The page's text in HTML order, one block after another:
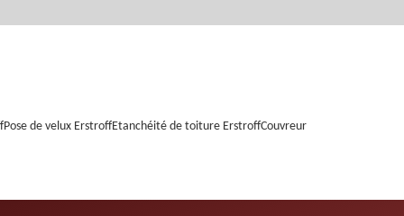
Pose de velux ErstroffEtanchéité de toiture ErstroffCouvreur